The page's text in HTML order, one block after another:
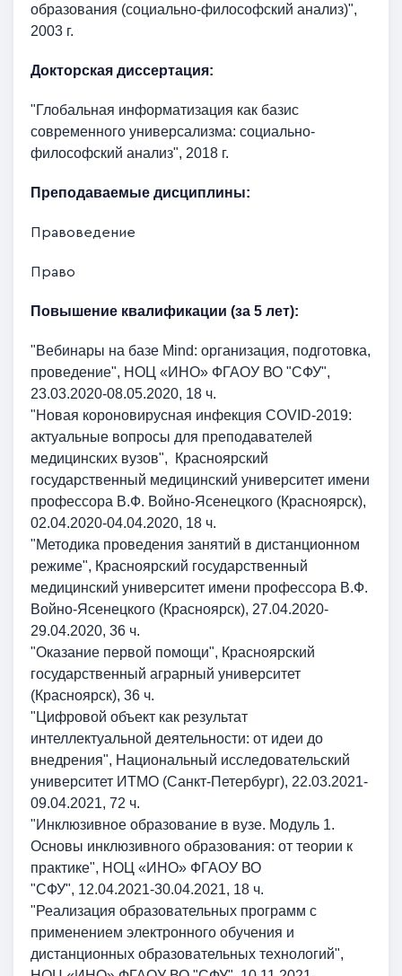
образования (социально-философский анализ)",
2003 г.
Докторская диссертация:
"Глобальная информатизация как базис
современного универсализма: социально-
философский анализ", 2018 г.
Преподаваемые дисциплины:
Правоведение
Право
Повышение квалификации (за 5 лет):
"Вебинары на базе Mind: организация, подготовка,
проведение", НОЦ «ИНО» ФГАОУ ВО "СФУ",
23.03.2020-08.05.2020, 18 ч.
"Новая короновирусная инфекцияCOVID-2019:
актуальные вопросы для преподавателей
медицинских вузов", Красноярский
государственный медицинский университет имени
профессора В.Ф. Войно-Ясенецкого (Красноярск),
02.04.2020-04.04.2020, 18 ч.
"Методика проведения занятий в дистанционном
режиме", Красноярский государственный
медицинский университет имени профессора В.Ф.
Войно-Ясенецкого (Красноярск), 27.04.2020-
29.04.2020, 36 ч.
"Оказание первой помощи", Красноярский
государственный аграрный университет
(Красноярск), 36 ч.
"Цифровой объект как результат
интеллектуальной деятельности: от идеи до
внедрения", Национальный исследовательский
университет ИТМО (Санкт-Петербург), 22.03.2021-
09.04.2021, 72 ч.
"Инклюзивное образование в вузе. Модуль 1.
Основы инклюзивного образования: от теории к
практике", НОЦ «ИНО» ФГАОУ ВО
"СФУ", 12.04.2021-30.04.2021, 18 ч.
"Реализация образовательных программ с
применением электронного обучения и
дистанционных образовательных технологий",